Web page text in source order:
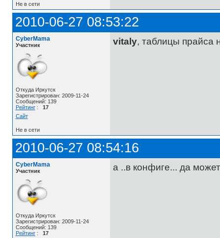
Не в сети
2010-06-27 08:53:22
CyberMama
Участник
Откуда Иркутск
Зарегистрирован: 2009-11-24
Сообщений: 139
Рейтинг: 17
Сайт
vitaly, таблицы прайса
Не в сети
2010-06-27 08:54:16
CyberMama
Участник
Откуда Иркутск
Зарегистрирован: 2009-11-24
Сообщений: 139
Рейтинг: 17
а ..в конфиге... да